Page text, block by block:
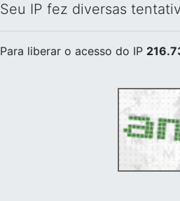
Seu IP fez diversas
Para liberar o acesso do IP